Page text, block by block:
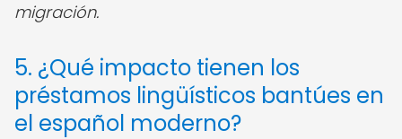
migración.
5. ¿Qué impacto tienen los
préstamos lingüísticos bantúes en
el español moderno?